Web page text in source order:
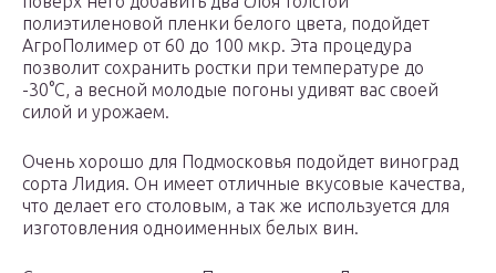
полиэтиленовой пленки белого цвета, подойдет
АгроПолимер от 60 до 100 мкр. Эта процедура
позволит сохранить ростки при температуре до
-30°С, а весной молодые погоны удивят вас своей
силой и урожаем.
Очень хорошо для Подмосковья подойдет виноград
сорта Лидия. Он имеет отличные вкусовые качества,
что делает его столовым, а так же используется для
изготовления одноименных белых вин.